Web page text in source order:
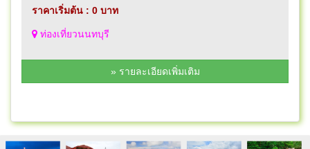
ราคาเริ่มต้น : 0 บาท
ท่องเที่ยวนนทบุรี
» รายละเอียดเพิ่มเติม